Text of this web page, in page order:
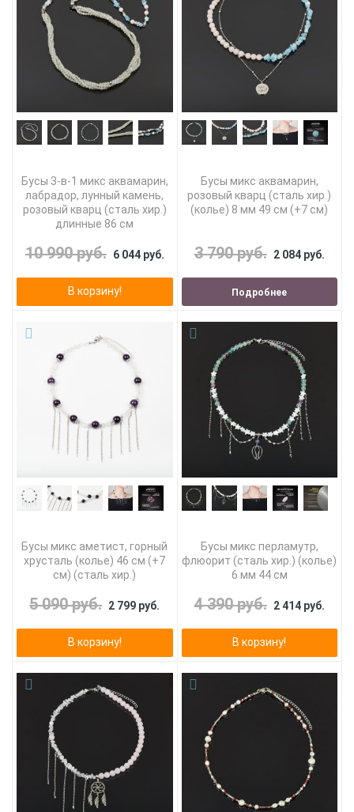
Бусы 3-в-1 микс аквамарин,
лабрадор, лунный камень,
розовый кварц (сталь хир.)
длинные 86 см
10 990 руб. 6 044 руб.
В корзину!
Бусы микс аквамарин,
розовый кварц (сталь хир.)
(колье) 8 мм 49 см (+7 см)
3 790 руб. 2 084 руб.
Подробнее
Бусы микс аметист, горный
хрусталь (колье) 46 см (+7
см) (сталь хир.)
5 090 руб. 2 799 руб.
В корзину!
Бусы микс перламутр,
флюорит (сталь хир.) (колье)
6 мм 44 см
4 390 руб. 2 414 руб.
В корзину!